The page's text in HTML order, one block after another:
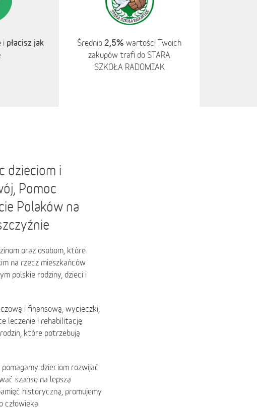
i płacisz jak
Średnio 2,5% wartości Twoich
zakupów trafi do STARA
SZKOŁA RADOMIAK
dzieciom i
Pomoc
Polaków na
oraz osobom, które
na rzecz mieszkańców
polskie rodziny, dzieci i
i finansową, wycieczki,
leczenie i rehabilitację.
które potrzebują
dzieciom rozwijać
szansę na lepszą
historyczną, promujemy